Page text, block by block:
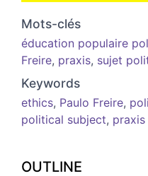
Mots-clés
éducation populaire
Freire, praxis, sujet
Keywords
ethics, Paulo Freire,
political subject, praxis
OUTLINE